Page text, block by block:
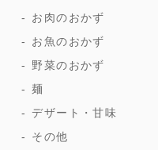
お肉のおかず
お魚のおかず
野菜のおかず
麺
デザート・甘味
その他